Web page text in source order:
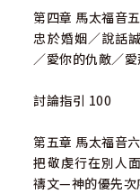
第四章 馬太福音
忠於婚姻／說話
／愛你的仇敵／
討論指引 100
第五章 馬太福音
把敬虔行在別人
禱文—神的優先